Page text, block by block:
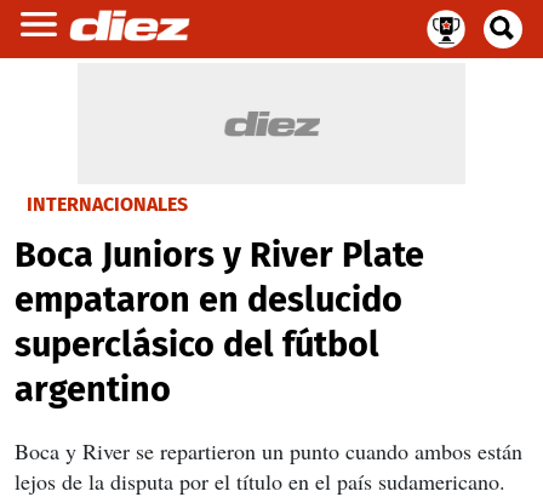
INTERNACIONALES
Boca Juniors y River Plate
empataron en deslucido
superclásico del fútbol
argentino
Boca y River se repartieron un punto cuando ambos están
lejos de la disputa por el título en el país sudamericano.